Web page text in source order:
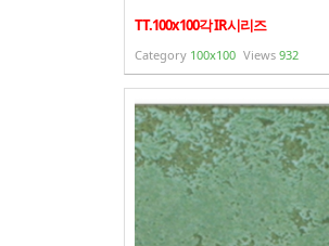
TT.100x100각 IR시리즈
Category 100x100 Views 932